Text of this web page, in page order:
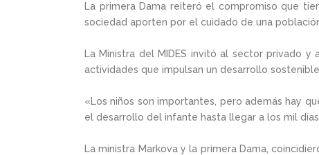
La primera Dama reiteró el compromiso que
sociedad aporten por el cuidado de una
La Ministra del MIDES invitó al sector privado
actividades que impulsan un desarrollo
«Los niños son importantes, pero además hay
el desarrollo del infante hasta llegar a los mil
La ministra Markova y la primera Dama,